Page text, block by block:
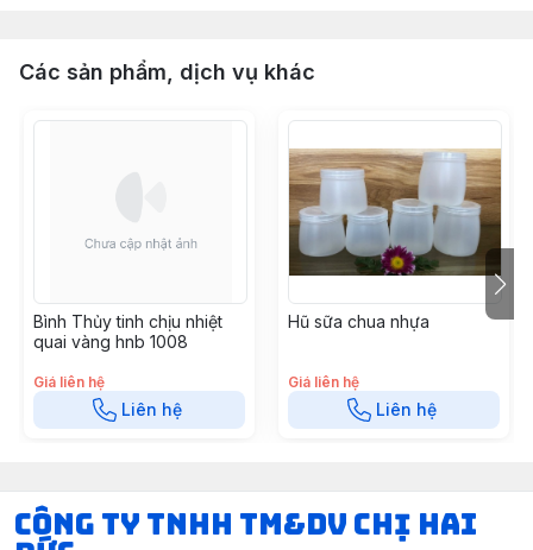
Các sản phẩm, dịch vụ khác
Bình Thủy tinh chịu nhiệt
quai vàng hnb 1008
Giá liên hệ
Liên hệ
Hũ sữa chua nhựa
Giá liên hệ
Liên hệ
CÔNG TY TNHH TM&DV CHỊ HAI